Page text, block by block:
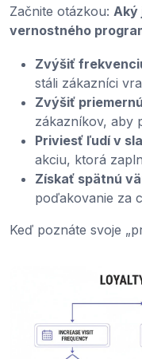
Začnite otázkou: Aký
vernostného
Zvýšiť
stáli zákazníci
Zvýšiť
zákazníkov, aby
Priviesť ľudí v
akciu, ktorá
Získať spätnú
poďakovanie za
Keď poznáte svoje